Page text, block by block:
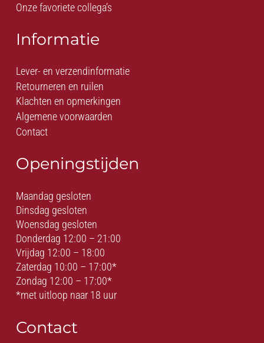
Onze favoriete collega’s
Informatie
Lever- en verzendinformatie
Retourneren en ruilen
Klachten en opmerkingen
Algemene voorwaarden
Contact
Openingstijden
Maandag gesloten
Dinsdag gesloten
Woensdag gesloten
Donderdag 12:00 – 21:00
Vrijdag 12:00 – 18:00
Zaterdag 10:00 – 17:00*
Zondag 12:00 – 17:00*
*met uitloop naar 18 uur
Contact